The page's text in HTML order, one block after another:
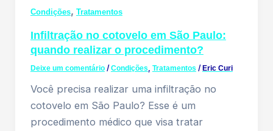
Condições, Tratamentos
Infiltração no cotovelo em São Paulo:
quando realizar o procedimento?
Deixe um comentário /Condições, Tratamentos /Eric Curi
Você precisa realizar uma infiltração no
cotovelo em São Paulo? Esse é um
procedimento médico que visa tratar